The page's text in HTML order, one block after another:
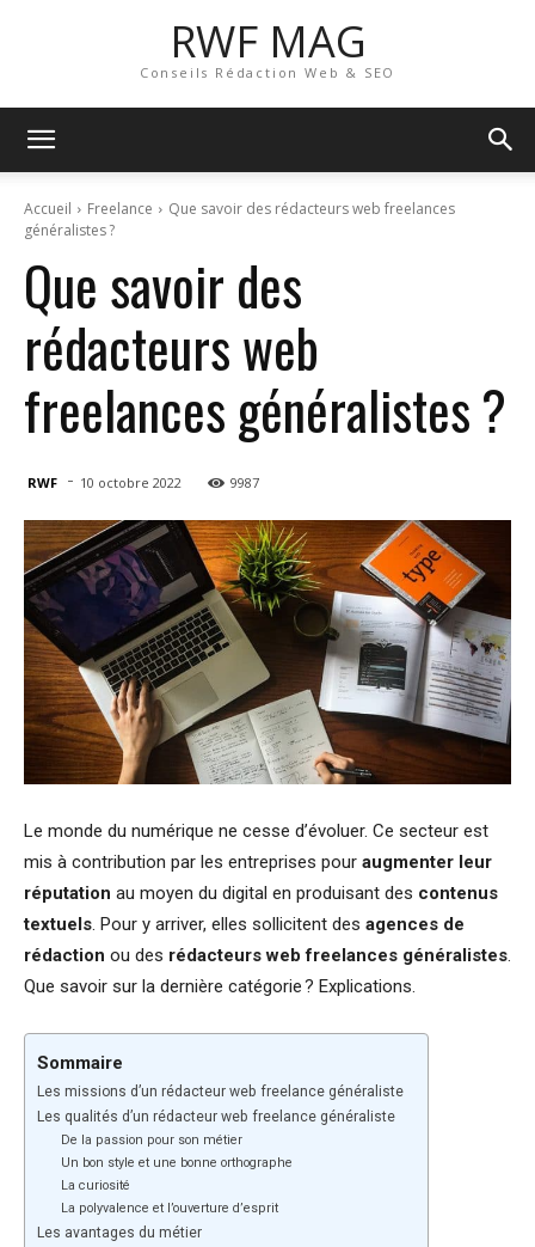
RWF MAG
Conseils Rédaction Web & SEO
Accueil Freelance
Que savoir des rédacteurs web freelances
généralistes ?
Que savoir des
rédacteurs web
freelances généralistes ?
RWF - 10 octobre 2022 9987
Le monde du numérique ne cesse d’évoluer. Ce secteur est
mis à contribution par les entreprises pour augmenter leur
réputation au moyen du digital en produisant des contenus
textuels. Pour y arriver, elles sollicitent des agences de
rédaction ou des rédacteurs web freelances généralistes.
Que savoir sur la dernière catégorie ? Explications.
Sommaire
Les missions d’un rédacteur web freelance généraliste
Les qualités d’un rédacteur web freelance généraliste
De la passion pour son métier
Un bon style et une bonne orthographe
La curiosité
La polyvalence et l’ouverture d’esprit
Les avantages du métier